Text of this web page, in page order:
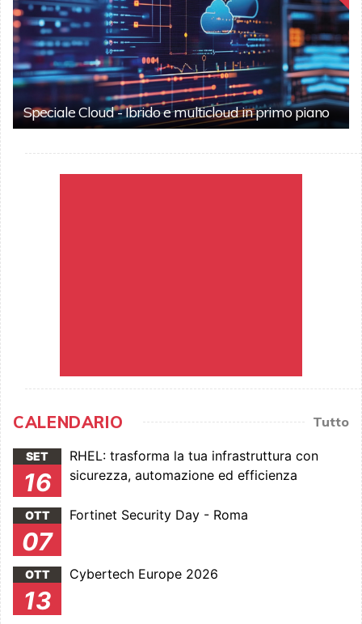
Speciale Cloud - Ibrido e multicloud in primo piano
CALENDARIO Tutto
SET
16
RHEL: trasforma la tua infrastruttura con
sicurezza, automazione ed efficienza
OTT
07
Fortinet Security Day - Roma
OTT
13
Cybertech Europe 2026